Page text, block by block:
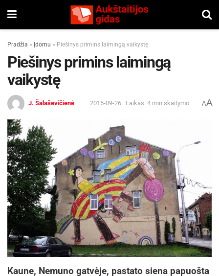
Pradžia » Įdomu » Piešinys primins laimingą vaikystę
Piešinys primins laimingą
vaikystę
J. Šalaševičienė 2015-09-26 Laikas: 4 min skaitymo AA
Kaune, Nemuno gatvėje, pastato siena papuošta